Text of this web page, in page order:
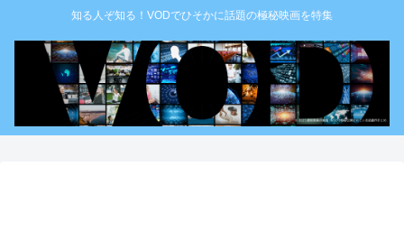
知る人ぞ知る！VODでひそかに話題の極秘映画を特集